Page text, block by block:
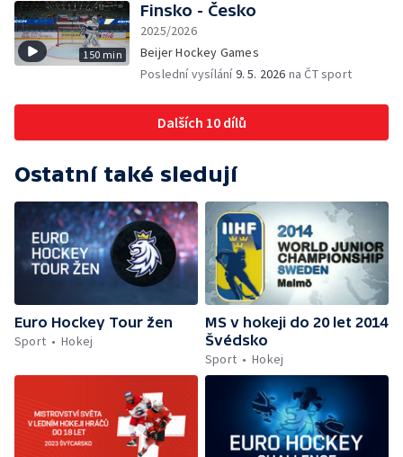
150 min
Finsko - Česko
2025/2026
Beijer Hockey Games
Poslední vysílání9. 5. 2026 na ČT sport
Dalších 10 dílů
Ostatní také sledují
Euro Hockey Tour žen
Sport
Hokej
MS v hokeji do 20 let 2014
Švédsko
Sport
Hokej